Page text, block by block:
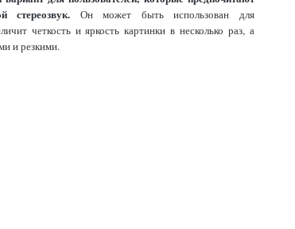
стереозвук. Он может быть использован для
четкость и яркость картинки в несколько раз, а
и резкими.